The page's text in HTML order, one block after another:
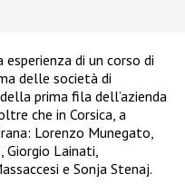
di un corso di
delle società di
prima fila dell’azienda
che in Corsica, a
Lorenzo Munegato,
Lainati,
e Sonja Stenaj.